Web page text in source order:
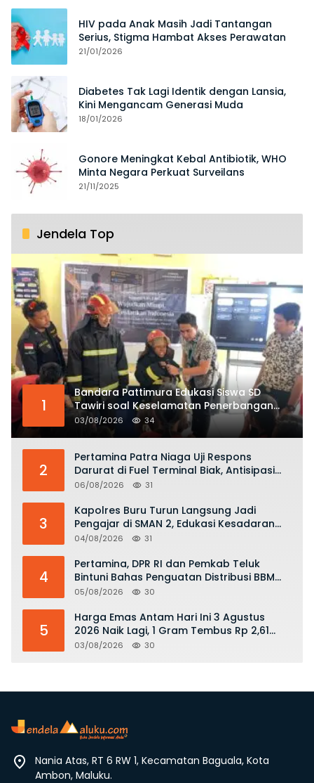
HIV pada Anak Masih Jadi Tantangan
Serius, Stigma Hambat Akses Perawatan
21/01/2026
Diabetes Tak Lagi Identik dengan Lansia,
Kini Mengancam Generasi Muda
18/01/2026
Gonore Meningkat Kebal Antibiotik, WHO
Minta Negara Perkuat Surveilans
21/11/2025
Jendela Top
1
Bandara Pattimura Edukasi Siswa SD
Tawiri soal Keselamatan Penerbangan
dan Bahaya Bermain Layang-layang di
KKOP
03/08/2026 34
2
Pertamina Patra Niaga Uji Respons
Darurat di Fuel Terminal Biak, Antisipasi
Risiko Kebakaran dan Tumpahan BBM
06/08/2026 31
3
Kapolres Buru Turun Langsung Jadi
Pengajar di SMAN 2, Edukasi Kesadaran
Hukum dan Stop Kekerasan
04/08/2026 31
4
Pertamina, DPR RI dan Pemkab Teluk
Bintuni Bahas Penguatan Distribusi BBM
dan LPG
05/08/2026 30
5
Harga Emas Antam Hari Ini 3 Agustus
2026 Naik Lagi, 1 Gram Tembus Rp 2,61
Juta
03/08/2026 30
Nania Atas, RT 6 RW 1, Kecamatan Baguala, Kota
Ambon, Maluku.